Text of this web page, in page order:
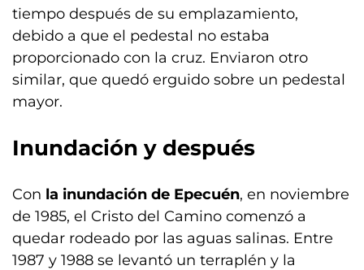
tiempo después de su emplazamiento,
debido a que el pedestal no estaba
proporcionado con la cruz. Enviaron otro
similar, que quedó erguido sobre un pedestal
mayor.
Inundación y después
Con la inundación de Epecuén, en noviembre
de 1985, el Cristo del Camino comenzó a
quedar rodeado por las aguas salinas. Entre
1987 y 1988 se levantó un terraplén y la